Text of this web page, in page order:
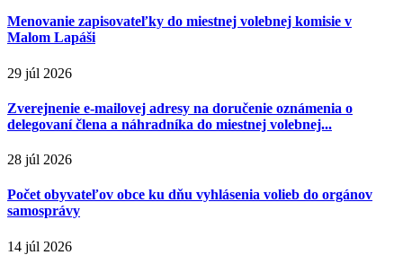
Menovanie zapisovateľky do miestnej volebnej komisie v
Malom Lapáši
29 júl 2026
Zverejnenie e-mailovej adresy na doručenie oznámenia o
delegovaní člena a náhradníka do miestnej volebnej...
28 júl 2026
Počet obyvateľov obce ku dňu vyhlásenia volieb do orgánov
samosprávy
14 júl 2026